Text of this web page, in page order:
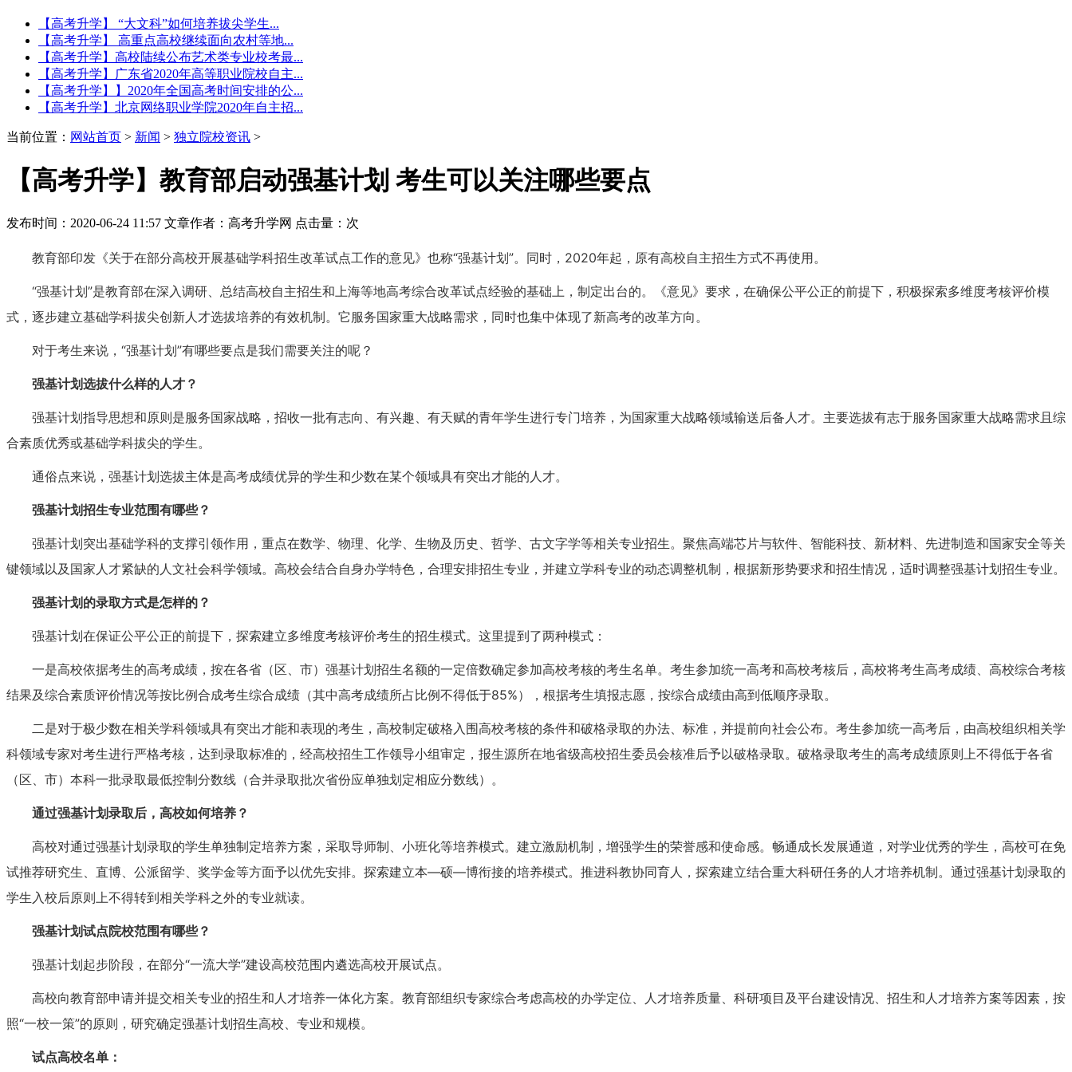
【高考升学】 “大文科”如何培养拔尖学生...
【高考升学】 高重点高校继续面向农村等地...
【高考升学】高校陆续公布艺术类专业校考最...
【高考升学】广东省2020年高等职业院校自主...
【高考升学】】2020年全国高考时间安排的公...
【高考升学】北京网络职业学院2020年自主招...
当前位置： 网站首页 > 新闻 > 独立院校资讯 >
【高考升学】教育部启动强基计划 考生可以关注哪些要点
发布时间：2020-06-24 11:57 文章作者：高考升学网 点击量： 次
教育部印发《关于在部分高校开展基础学科招生改革试点工作的意见》也称“强基计划”。同时，2020年起，原有高校自主招生方式不再使用。
“强基计划”是教育部在深入调研、总结高校自主招生和上海等地高考综合改革试点经验的基础上，制定出台的。《意见》要求，在确保公平公正的前提下，积极探索多维度考核评价模
式，逐步建立基础学科拔尖创新人才选拔培养的有效机制。它服务国家重大战略需求，同时也集中体现了新高考的改革方向。
对于考生来说，“强基计划”有哪些要点是我们需要关注的呢？
强基计划选拔什么样的人才？
强基计划指导思想和原则是服务国家战略，招收一批有志向、有兴趣、有天赋的青年学生进行专门培养，为国家重大战略领域输送后备人才。主要选拔有志于服务国家重大战略需求且综
合素质优秀或基础学科拔尖的学生。
通俗点来说，强基计划选拔主体是高考成绩优异的学生和少数在某个领域具有突出才能的人才。
强基计划招生专业范围有哪些？
强基计划突出基础学科的支撑引领作用，重点在数学、物理、化学、生物及历史、哲学、古文字学等相关专业招生。聚焦高端芯片与软件、智能科技、新材料、先进制造和国家安全等关
键领域以及国家人才紧缺的人文社会科学领域。高校会结合自身办学特色，合理安排招生专业，并建立学科专业的动态调整机制，根据新形势要求和招生情况，适时调整强基计划招生专业。
强基计划的录取方式是怎样的？
强基计划在保证公平公正的前提下，探索建立多维度考核评价考生的招生模式。这里提到了两种模式：
一是高校依据考生的高考成绩，按在各省（区、市）强基计划招生名额的一定倍数确定参加高校考核的考生名单。考生参加统一高考和高校考核后，高校将考生高考成绩、高校综合考核
结果及综合素质评价情况等按比例合成考生综合成绩（其中高考成绩所占比例不得低于85%），根据考生填报志愿，按综合成绩由高到低顺序录取。
二是对于极少数在相关学科领域具有突出才能和表现的考生，高校制定破格入围高校考核的条件和破格录取的办法、标准，并提前向社会公布。考生参加统一高考后，由高校组织相关学
科领域专家对考生进行严格考核，达到录取标准的，经高校招生工作领导小组审定，报生源所在地省级高校招生委员会核准后予以破格录取。破格录取考生的高考成绩原则上不得低于各省
（区、市）本科一批录取最低控制分数线（合并录取批次省份应单独划定相应分数线）。
通过强基计划录取后，高校如何培养？
高校对通过强基计划录取的学生单独制定培养方案，采取导师制、小班化等培养模式。建立激励机制，增强学生的荣誉感和使命感。畅通成长发展通道，对学业优秀的学生，高校可在免
试推荐研究生、直博、公派留学、奖学金等方面予以优先安排。探索建立本—硕—博衔接的培养模式。推进科教协同育人，探索建立结合重大科研任务的人才培养机制。通过强基计划录取的
学生入校后原则上不得转到相关学科之外的专业就读。
强基计划试点院校范围有哪些？
强基计划起步阶段，在部分“一流大学”建设高校范围内遴选高校开展试点。
高校向教育部申请并提交相关专业的招生和人才培养一体化方案。教育部组织专家综合考虑高校的办学定位、人才培养质量、科研项目及平台建设情况、招生和人才培养方案等因素，按
照“一校一策”的原则，研究确定强基计划招生高校、专业和规模。
试点高校名单：